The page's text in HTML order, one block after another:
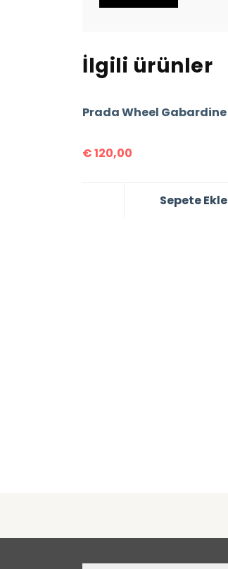
İlgili ürünler
€120,00
Sepete Ekle